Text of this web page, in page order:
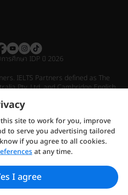
การศึกษา IDP ปี 2026
IELTS Partners defined as The
Pty. Ltd. and Cambridge English
Privacy policy Disclaimer
site to work for you, improve
to serve you advertising tailored
if you agree to all cookies.
at any time.
I agree